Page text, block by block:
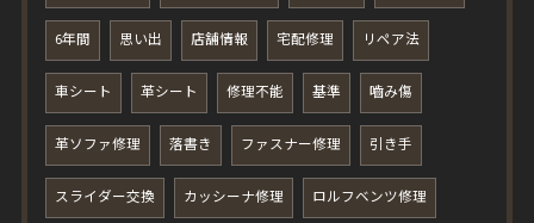
6年間 思い出 店舗情報 宅配修理 リペア法
車シート 革シート 修理不能 基準 嚙み傷
革ソファ修理 落書き ファスナー修理 引き手
スライダー交換 カッシーナ修理 ロルフベンツ修理